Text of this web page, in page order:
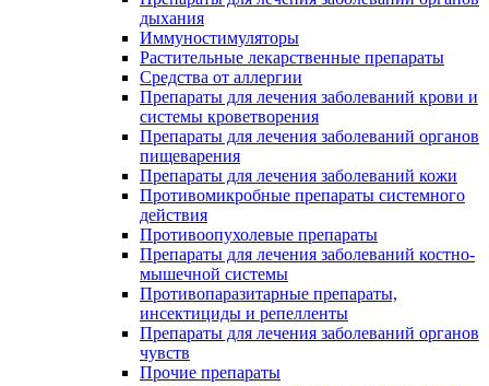
дыхания
Иммуностимуляторы
Растительные лекарственные препараты
Средства от аллергии
Препараты для лечения заболеваний крови и
системы кроветворения
Препараты для лечения заболеваний органов
пищеварения
Препараты для лечения заболеваний кожи
Противомикробные препараты системного
действия
Противоопухолевые препараты
Препараты для лечения заболеваний костно-
мышечной системы
Противопаразитарные препараты,
инсектициды и репелленты
Препараты для лечения заболеваний органов
чувств
Прочие препараты